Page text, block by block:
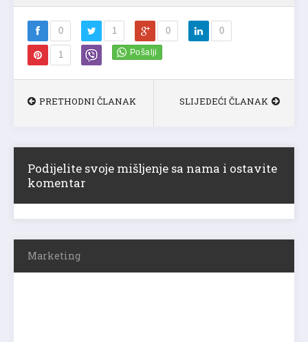
0 1 0 0
1
PRETHODNI ČLANAK SLIJEDEĆI ČLANAK
Podijelite svoje mišljenje sa nama i ostavite
komentar
Marketing